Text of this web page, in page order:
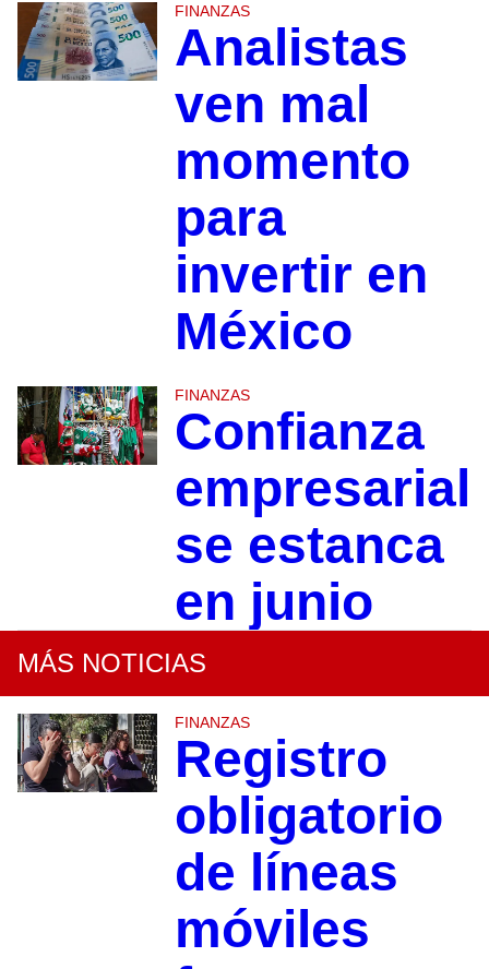
FINANZAS
Analistas
ven mal
momento
para
invertir en
México
FINANZAS
Confianza
empresarial
se estanca
en junio
MÁS NOTICIAS
FINANZAS
Registro
obligatorio
de líneas
móviles